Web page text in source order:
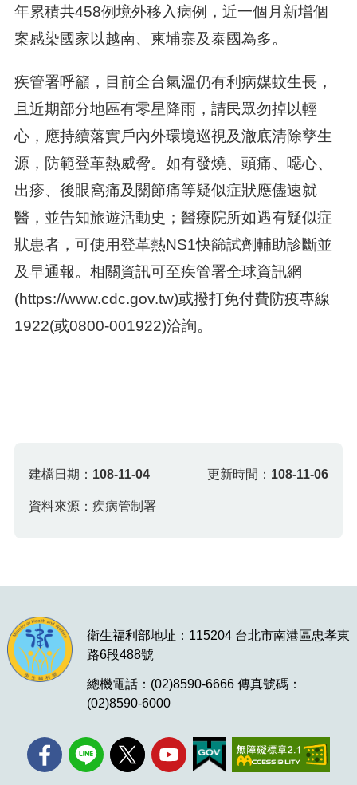
年累積共458例境外移入病例，近一個月新增個
案感染國家以越南、柬埔寨及泰國為多。
疾管署呼籲，目前全台氣溫仍有利病媒蚊生長，
且近期部分地區有零星降雨，請民眾勿掉以輕
心，應持續落實戶內外環境巡視及澈底清除孳生
源，防範登革熱威脅。如有發燒、頭痛、噁心、
出疹、後眼窩痛及關節痛等疑似症狀應儘速就
醫，並告知旅遊活動史；醫療院所如遇有疑似症
狀患者，可使用登革熱NS1快篩試劑輔助診斷並
及早通報。相關資訊可至疾管署全球資訊網
(https://www.cdc.gov.tw)或撥打免付費防疫專線
1922(或0800-001922)洽詢。
建檔日期： 108-11-04 更新時間： 108-11-06
資料來源：疾病管制署
衛生福利部地址：115204 台北市南港區忠孝東
路6段488號
總機電話：(02)8590-6666 傳真號碼：
(02)8590-6000